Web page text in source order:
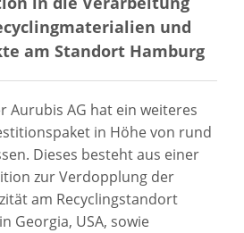
und
am Standort Hamburg
Aurubis AG hat ein weiteres
in Höhe von rund
Dieses besteht aus einer
zur Verdopplung der
am Recyclingstandort
Georgia, USA, sowie